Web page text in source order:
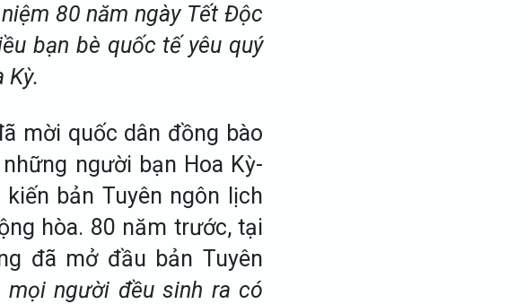
80 năm ngày Tết Độc
bạn bè quốc tế yêu quý
Kỳ.
mời quốc dân đồng bào
người bạn Hoa Kỳ-
bản Tuyên ngôn lịch
hòa. 80 năm trước, tại
đã mở đầu bản Tuyên
mọi người đều sinh ra có